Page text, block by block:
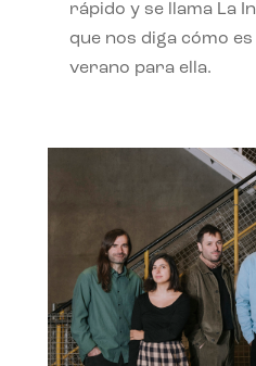
rápido y se llama La
que nos diga cómo
verano para ella.